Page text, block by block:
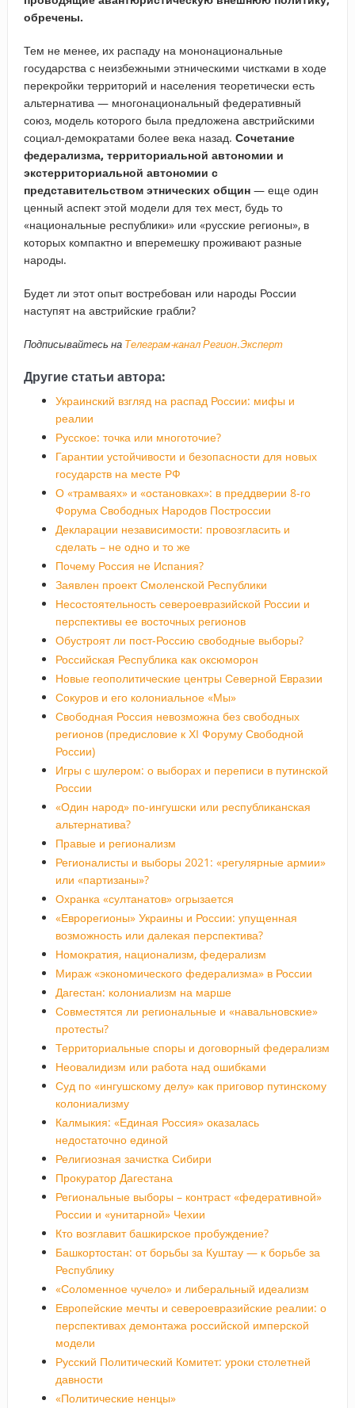
обречены.
Тем не менее, их распаду на мононациональные
государства с неизбежными этническими чистками в ходе
перекройки территорий и населения теоретически есть
альтернатива — многонациональный федеративный
союз, модель которого была предложена австрийскими
социал-демократами более века назад. Сочетание
федерализма, территориальной автономии и
экстерриториальной автономии с
представительством этнических общин— еще один
ценный аспект этой модели для тех мест, будь то
«национальные республики» или «русские регионы», в
которых компактно и вперемешку проживают разные
народы.
Будет ли этот опыт востребован или народы России
наступят на австрийские грабли?
Подписывайтесь на Телеграм-канал Регион.Эксперт
Другие статьи автора:
Украинский взгляд на распад России: мифы и
реалии
Русское: точка или многоточие?
Гарантии устойчивости и безопасности для новых
государств на месте РФ
О «трамваях» и «остановках»: в преддверии 8-го
Форума Свободных Народов Построссии
Декларации независимости: провозгласить и
сделать – не одно и то же
Почему Россия не Испания?
Заявлен проект Смоленской Республики
Несостоятельность североевразийской России и
перспективы ее восточных регионов
Обустроят ли пост-Россию свободные выборы?
Российская Республика как оксюморон
Новые геополитические центры Северной Евразии
Сокуров и его колониальное «Мы»
Свободная Россия невозможна без свободных
регионов (предисловие к ХI Форуму Свободной
России)
Игры с шулером: о выборах и переписи в путинской
России
«Один народ» по-ингушски или республиканская
альтернатива?
Правые и регионализм
Регионалисты и выборы 2021: «регулярные армии»
или «партизаны»?
Охранка «султанатов» огрызается
«Еврорегионы» Украины и России: упущенная
возможность или далекая перспектива?
Номократия, национализм, федерализм
Мираж «экономического федерализма» в России
Дагестан: колониализм на марше
Совместятся ли региональные и «навальновские»
протесты?
Территориальные споры и договорный федерализм
Неовалидизм или работа над ошибками
Суд по «ингушскому делу» как приговор путинскому
колониализму
Калмыкия: «Единая Россия» оказалась
недостаточно единой
Религиозная зачистка Сибири
Прокуратор Дагестана
Региональные выборы – контраст «федеративной»
России и «унитарной» Чехии
Кто возглавит башкирское пробуждение?
Башкортостан: от борьбы за Куштау — к борьбе за
Республику
«Соломенное чучело» и либеральный идеализм
Европейские мечты и североевразийские реалии: о
перспективах демонтажа российской имперской
модели
Русский Политический Комитет: уроки столетней
давности
«Политические ненцы»